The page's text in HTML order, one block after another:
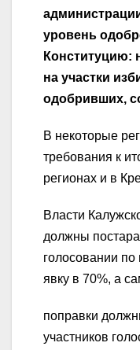
уровень
Конституцию:
на участки
одобривших,
В некоторые
требования к
регионах и в
Власти
должны
голосовании
явку в 70%, а
поправки
участников